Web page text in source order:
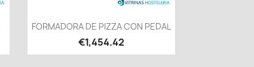
 Quick view
FORMADORA DE PIZZA CON PEDAL
€1,454.42